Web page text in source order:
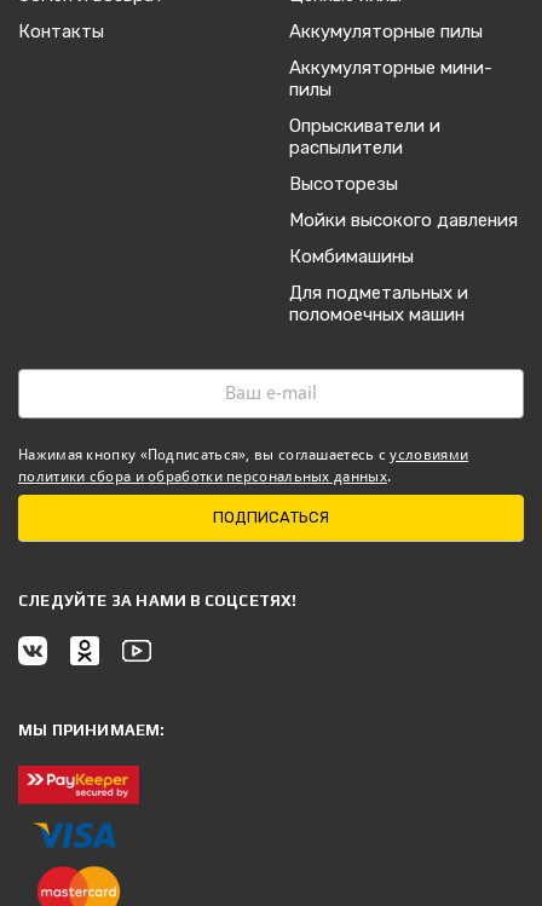
Контакты
Аккумуляторные пилы
Аккумуляторные мини-
пилы
Опрыскиватели и
распылители
Высоторезы
Мойки высокого давления
Комбимашины
Для подметальных и
поломоечных машин
Нажимая кнопку «Подписаться», вы соглашаетесь сусловиями
политики сбора и обработки персональных данных.
ПОДПИСАТЬСЯ
CЛЕДУЙТЕ ЗА НАМИ В СОЦСЕТЯХ!
МЫ ПРИНИМАЕМ: